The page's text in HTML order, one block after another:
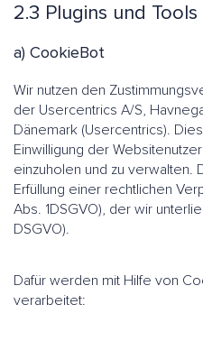
2.3 Plugins und Tools
a) CookieBot
Wir nutzen den
der Usercentrics A/S,
Dänemark (Usercentrics).
Einwilligung der
einzuholen und zu verwalten.
Erfüllung einer rechtlichen
Abs. 1DSGVO), der wir
DSGVO).
Dafür werden mit Hilfe von
verarbeitet: